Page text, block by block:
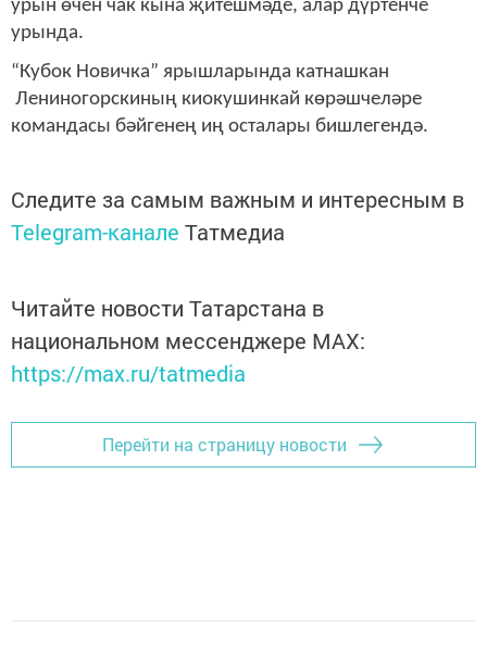
урын өчен чак кына җитешмәде, алар дүртенче
урында.
“Кубок Новичка” ярышларында катнашкан
Лениногорскиның киокушинкай көрәшчеләре
командасы бәйгенең иң осталары бишлегендә.
Следите за самым важным и интересным в
Telegram-канале Татмедиа
Читайте новости Татарстана в
национальном мессенджере MАХ:
https://max.ru/tatmedia
Перейти на страницу новости